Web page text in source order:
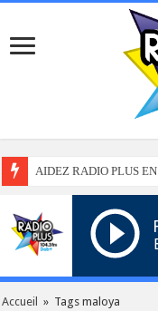
AIDEZ RADIO PLUS
Accueil » Tags maloya